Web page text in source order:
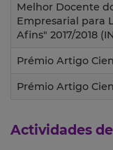
Melhor Docente
Empresarial para
Afins" 2017/2018
Prémio Artigo
Prémio Artigo
Actividades